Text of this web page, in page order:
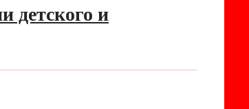
детского и